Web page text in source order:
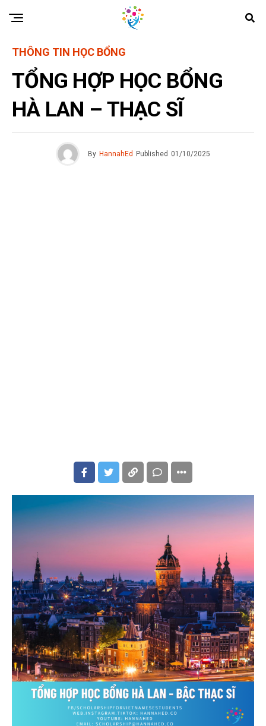
THÔNG TIN HỌC BỔNG
TỔNG HỢP HỌC BỔNG
HÀ LAN – THẠC SĨ
By HannahEd Published 01/10/2025